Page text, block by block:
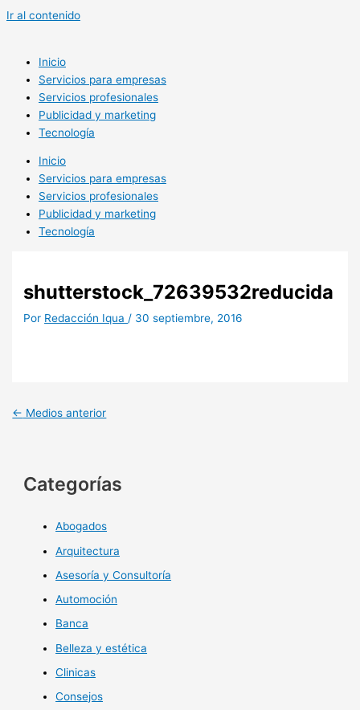
Ir al contenido
Inicio
Servicios para empresas
Servicios profesionales
Publicidad y marketing
Tecnología
Inicio
Servicios para empresas
Servicios profesionales
Publicidad y marketing
Tecnología
shutterstock_72639532reducida
Por Redacción Iqua / 30 septiembre, 2016
← Medios anterior
Categorías
Abogados
Arquitectura
Asesoría y Consultoría
Automoción
Banca
Belleza y estética
Clinicas
Consejos